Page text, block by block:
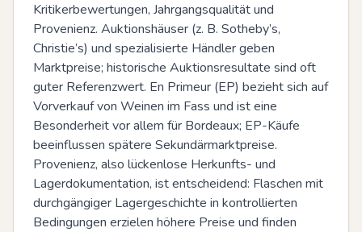
Kritikerbewertungen, Jahrgangsqualität und
Provenienz. Auktionshäuser (z. B. Sotheby’s,
Christie’s) und spezialisierte Händler geben
Marktpreise; historische Auktionsresultate sind oft
guter Referenzwert. En Primeur (EP) bezieht sich auf
Vorverkauf von Weinen im Fass und ist eine
Besonderheit vor allem für Bordeaux; EP-Käufe
beeinflussen spätere Sekundärmarktpreise.
Provenienz, also lückenlose Herkunfts- und
Lagerdokumentation, ist entscheidend: Flaschen mit
durchgängiger Lagergeschichte in kontrollierten
Bedingungen erzielen höhere Preise und finden